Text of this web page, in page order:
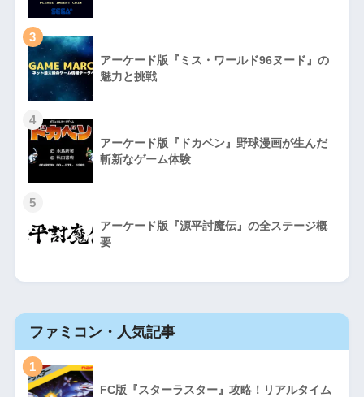
3
アーケード版『ミス・ワールド96ヌード』の
魅力と挑戦
4
アーケード版『ドカベン』野球漫画が生んだ
斬新なゲーム体験
5
アーケード版『源平討魔伝』の全ステージ概
要
ファミコン・人気記事
1
FC版『スターラスター』攻略！リアルタイム